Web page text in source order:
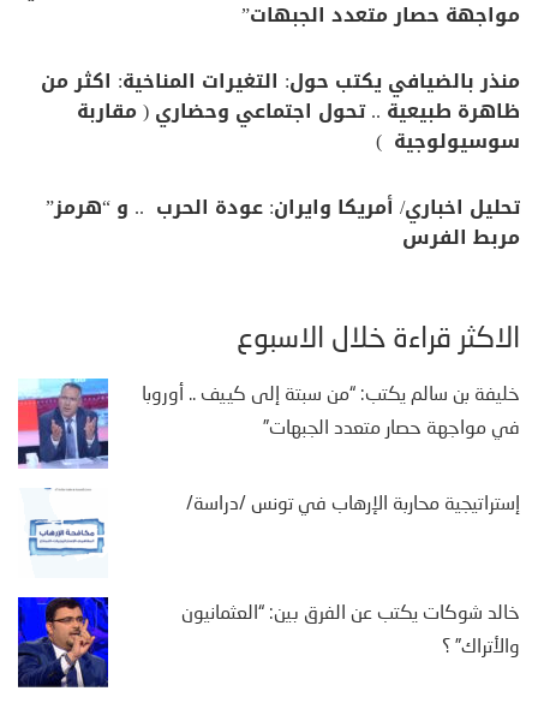
مواجهة حصار متعدد الجبهات”
منذر بالضيافي يكتب حول: التغيرات المناخية: اكثر من
ظاهرة طبيعية .. تحول اجتماعي وحضاري ( مقاربة
سوسيولوجية )
تحليل اخباري/ أمريكا وايران: عودة الحرب .. و “هرمز”
مربط الفرس
الأكثر قراءة خلال الأسبوع
خليفة بن سالم يكتب: “من سبتة إلى كييف .. أوروبا
في مواجهة حصار متعدد الجبهات”
إستراتيجية محاربة الإرهاب في تونس /دراسة/
خالد شوكات يكتب عن الفرق بين: “العثمانيون
والأتراك” ؟